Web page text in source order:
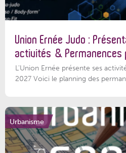
Union Ernée Judo :
activités &
L'Union Ernée présente ses
2027 Voici le planning des
Urbanisme